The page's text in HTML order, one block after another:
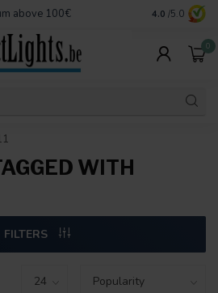
above 100€ Secure
4.0 /5.0
0
WITH
FILTERS